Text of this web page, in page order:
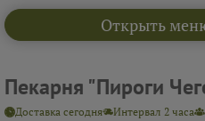
Открыть
Пекарня "Пироги
Доставка сегодня Интервал 2 часа